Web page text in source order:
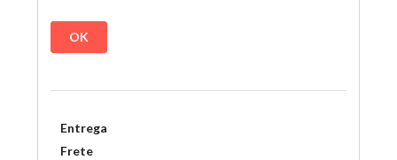
OK
Entrega
Frete